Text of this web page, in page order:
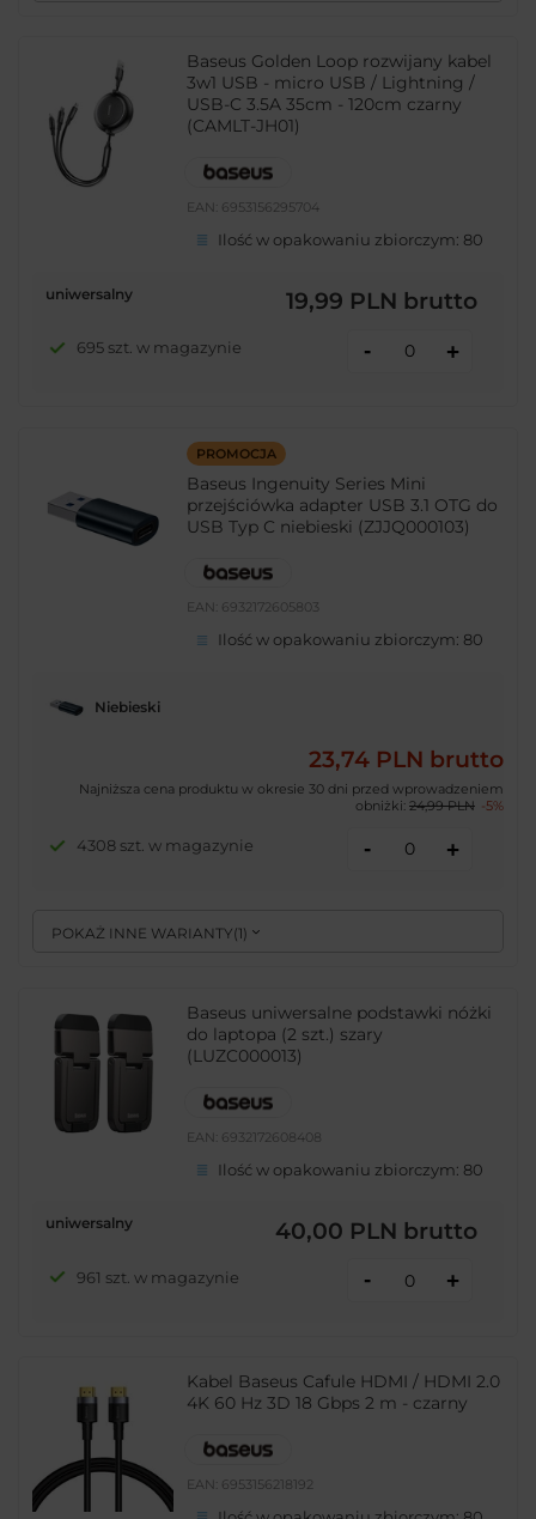
Baseus Golden Loop rozwijany kabel
3w1 USB - micro USB / Lightning /
USB-C 3.5A 35cm - 120cm czarny
(CAMLT-JH01)
EAN: 6953156295704
Ilość w opakowaniu zbiorczym: 80
uniwersalny 19,99 PLN brutto
695 szt. w magazynie - +
PROMOCJA
Baseus Ingenuity Series Mini
przejściówka adapter USB 3.1 OTG do
USB Typ C niebieski (ZJJQ000103)
EAN: 6932172605803
Ilość w opakowaniu zbiorczym: 80
POKAŻ INNE WARIANTY( 1)
Niebieski
23,74 PLN brutto
Najniższa cena produktu w okresie 30 dni przed wprowadzeniem
obniżki: 24,99 PLN -5%
4308 szt. w magazynie - +
Baseus uniwersalne podstawki nóżki
do laptopa (2 szt.) szary
(LUZC000013)
EAN: 6932172608408
Ilość w opakowaniu zbiorczym: 80
uniwersalny 40,00 PLN brutto
961 szt. w magazynie - +
Kabel Baseus Cafule HDMI / HDMI 2.0
4K 60 Hz 3D 18 Gbps 2 m - czarny
EAN: 6953156218192